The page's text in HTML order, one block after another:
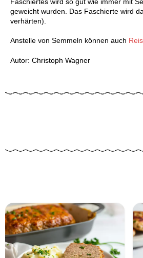
geweicht wurden. Das Faschierte wird
verhärten).
Anstelle von Semmeln können auch Reis
Autor: Christoph Wagner